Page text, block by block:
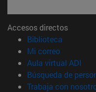
Accesos directos
Biblioteca
Mi correo(abre en
Aula virtual ADI
Búsqueda de
Trabaja con